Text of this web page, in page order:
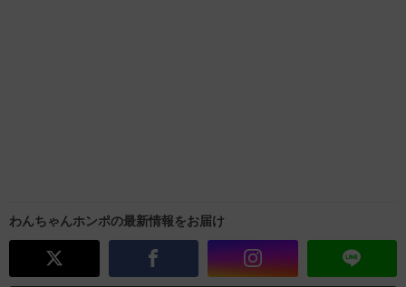
わんちゃんホンポの最新情報をお届け